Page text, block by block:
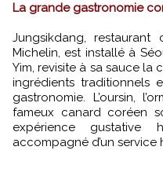
La grande gastronomie
Jungsikdang,
Michelin, est installé à
Yim, revisite à sa sauce la
ingrédients traditionnels
gastronomie. L’oursin,
fameux canard coréen
expérience
accompagné d’un service